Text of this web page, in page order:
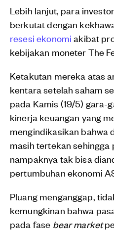
Lebih lanjut, para
berkutat dengan
resesi ekonomi akibat
kebijakan moneter The
Ketakutan mereka atas
kentara setelah saham
pada Kamis (19/5) gara-
kinerja keuangan yang
mengindikasikan bahwa
masih tertekan
nampaknya tak bisa
pertumbuhan ekonomi
Pluang menganggap,
kemungkinan bahwa
pada fase bear market